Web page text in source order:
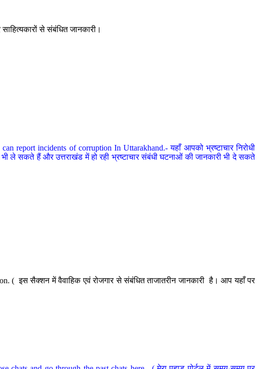
से संबंधित जानकारी।
report incidents of corruption In Uttarakhand.- यहाँ आपको भ्रष्टाचार निरोधी
ले सकते हैं और उत्तराखंड में हो रही भ्रष्टाचार संबंधी घटनाओं की जानकारी भी दे सकते
( इस सैक्शन में वैवाहिक एवं रोजगार से संबंधित ताजातरीन जानकारी है। आप यहाँ पर